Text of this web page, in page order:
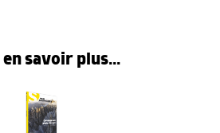
savoir plus...